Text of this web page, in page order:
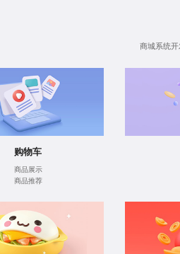
商城系统开
购物车
商品展示
商品推荐